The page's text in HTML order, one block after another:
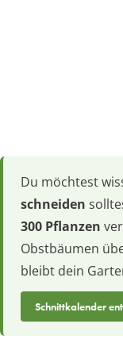
Du möchtest
schneiden
300 Pflanzen
Obstbäumen
bleibt dein
Schnittkalender